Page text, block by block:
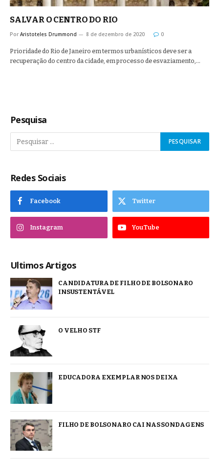
SALVAR O CENTRO DO RIO
Por Aristoteles Drummond 8 de dezembro de 2020 0
Prioridade do Rio de Janeiro em termos urbanísticos deve ser a
recuperação do centro da cidade, em processo de esvaziamento,…
Pesquisa
Redes Sociais
Facebook Twitter
Instagram YouTube
Ultimos Artigos
CANDIDATURA DE FILHO DE BOLSONARO
INSUSTENTÁVEL
O VELHO STF
EDUCADORA EXEMPLAR NOS DEIXA
FILHO DE BOLSONARO CAI NAS SONDAGENS